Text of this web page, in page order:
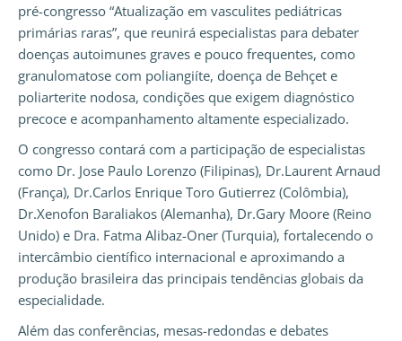
pré-congresso “Atualização em vasculites pediátricas
primárias raras”, que reunirá especialistas para debater
doenças autoimunes graves e pouco frequentes, como
granulomatose com poliangiíte, doença de Behçet e
poliarterite nodosa, condições que exigem diagnóstico
precoce e acompanhamento altamente especializado.
O congresso contará com a participação de especialistas
como Dr. Jose Paulo Lorenzo (Filipinas), Dr.Laurent Arnaud
(França), Dr.Carlos Enrique Toro Gutierrez (Colômbia),
Dr.Xenofon Baraliakos (Alemanha), Dr.Gary Moore (Reino
Unido) e Dra. Fatma Alibaz-Oner (Turquia), fortalecendo o
intercâmbio científico internacional e aproximando a
produção brasileira das principais tendências globais da
especialidade.
Além das conferências, mesas-redondas e debates